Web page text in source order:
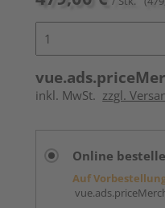
inkl. MwSt. zzgl.
Online
Auf